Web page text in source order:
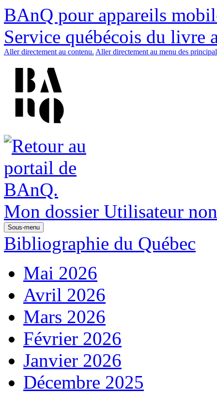
BAnQ pour appareils
Service québécois du livre
Aller directement au contenu. Aller directement au menu des
Mon dossier Utilisateur
Sous-menu
Bibliographie du Québec
Mai 2026
Avril 2026
Mars 2026
Février 2026
Janvier 2026
Décembre 2025